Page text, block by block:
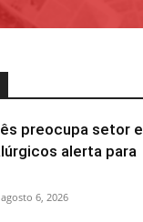
preocupa setor e
alerta para
agosto 6, 2026